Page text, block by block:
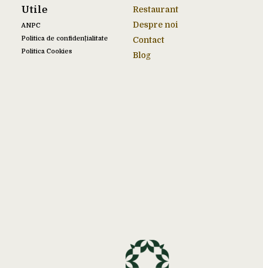
Restaurant
Despre noi
Contact
Blog
Utile
ANPC
Politica de confidențialitate
Politica Cookies